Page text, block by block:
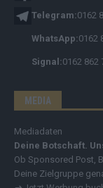
Telegram:0162
WhatsApp:0162
Signal:0162 862
MEDIA
Mediadaten
Deine Botschaft.
Ob Sponsored Post,
Deine Zielgruppe